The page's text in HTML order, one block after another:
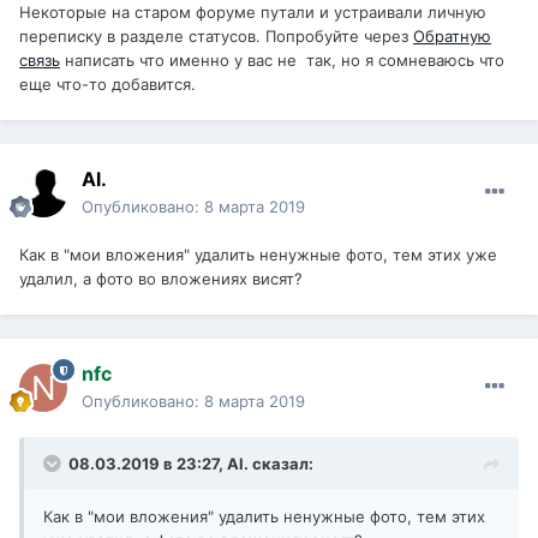
Некоторые на старом форуме путали и устраивали личную
переписку в разделе статусов. Попробуйте через Обратную
связь написать что именно у вас не так, но я сомневаюсь что
еще что-то добавится.
Al.
Опубликовано: 8 марта 2019
Как в "мои вложения" удалить ненужные фото, тем этих уже
удалил, а фото во вложениях висят?
nfc
Опубликовано: 8 марта 2019
08.03.2019 в 23:27, Al. сказал:
Как в "мои вложения" удалить ненужные фото, тем этих